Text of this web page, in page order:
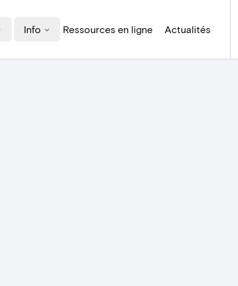
Info Ressources en ligne Actualités